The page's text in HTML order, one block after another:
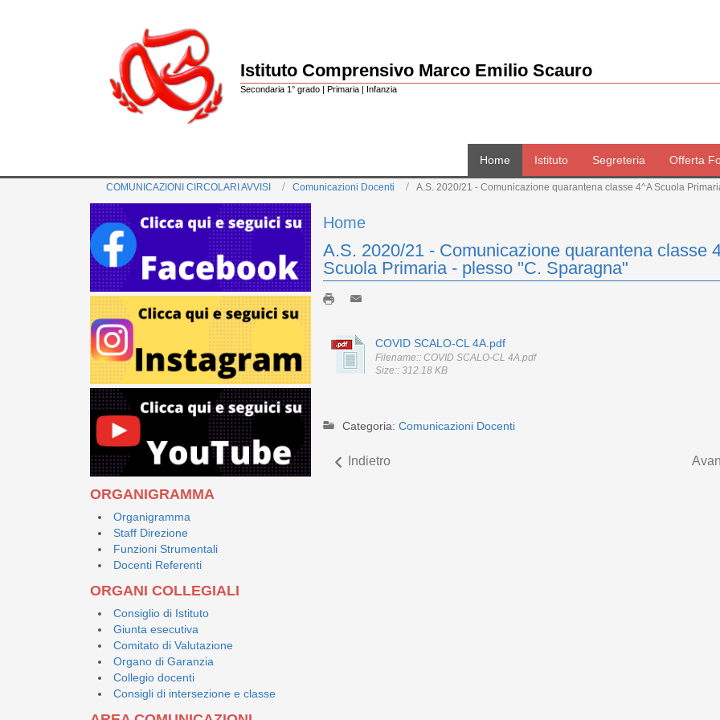
Istituto Comprensivo Marco Emilio Scauro
Secondaria 1° grado | Primaria | Infanzia
Home Istituto Segreteria Offerta
COMUNICAZIONI CIRCOLARI AVVISI Comunicazioni Docenti A.S. 2020/21 - Comunicazione quarantena classe 4^A Scuola
ORGANIGRAMMA
Organigramma
Staff Direzione
Funzioni Strumentali
Docenti Referenti
ORGANI COLLEGIALI
Consiglio di Istituto
Giunta esecutiva
Comitato di Valutazione
Organo di Garanzia
Collegio docenti
Consigli di intersezione e classe
Home
A.S. 2020/21 - Comunicazione quarantena classe
Scuola Primaria - plesso "C. Sparagna"
COVID SCALO-CL 4A.pdf
Filename:: COVID SCALO-CL 4A.pdf
Size:: 312.18 KB
Categoria: Comunicazioni Docenti
Indietro